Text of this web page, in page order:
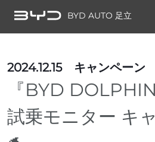
BYD AUTO 足立
2024.12.15 キャンペーン
『BYD
試乗モニター キ